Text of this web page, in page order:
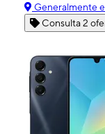
Generalmente
Consulta 2